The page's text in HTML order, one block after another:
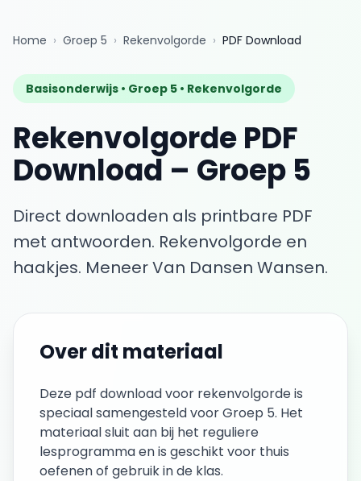
Home › Groep 5 › Rekenvolgorde › PDF Download
Basisonderwijs • Groep 5 • Rekenvolgorde
RekenvolgordePDF
Download– Groep 5
Direct downloaden als printbare PDF
met antwoorden. Rekenvolgorde en
haakjes. Meneer Van Dansen Wansen.
Over dit materiaal
Deze pdf downloadvoor rekenvolgordeis
speciaal samengesteld voorGroep 5. Het
materiaal sluit aan bij het reguliere
lesprogramma en is geschikt voor thuis
oefenen of gebruik in de klas.